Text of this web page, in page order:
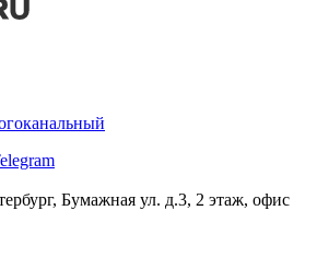
Бумажная ул. д.3, 2 этаж, офис